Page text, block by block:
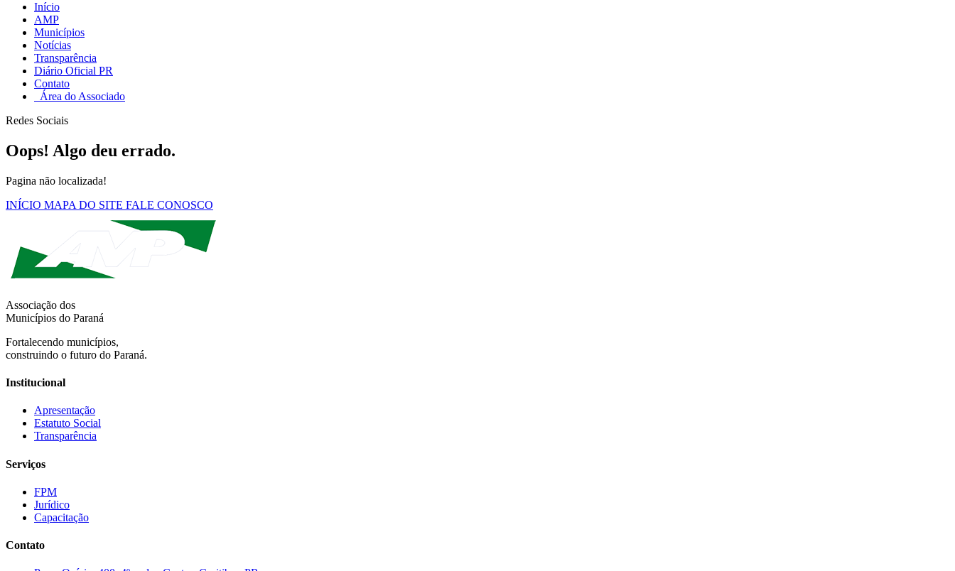
Início
AMP
Municípios
Notícias
Transparência
Diário Oficial PR
Contato
Área do Associado
Redes Sociais
Oops! Algo deu errado.
Pagina não localizada!
INÍCIO MAPA DO SITE FALE CONOSCO
Associação dos
Municípios do Paraná
Fortalecendo municípios,
construindo o futuro do Paraná.
Institucional
Apresentação
Estatuto Social
Transparência
Serviços
FPM
Jurídico
Capacitação
Contato